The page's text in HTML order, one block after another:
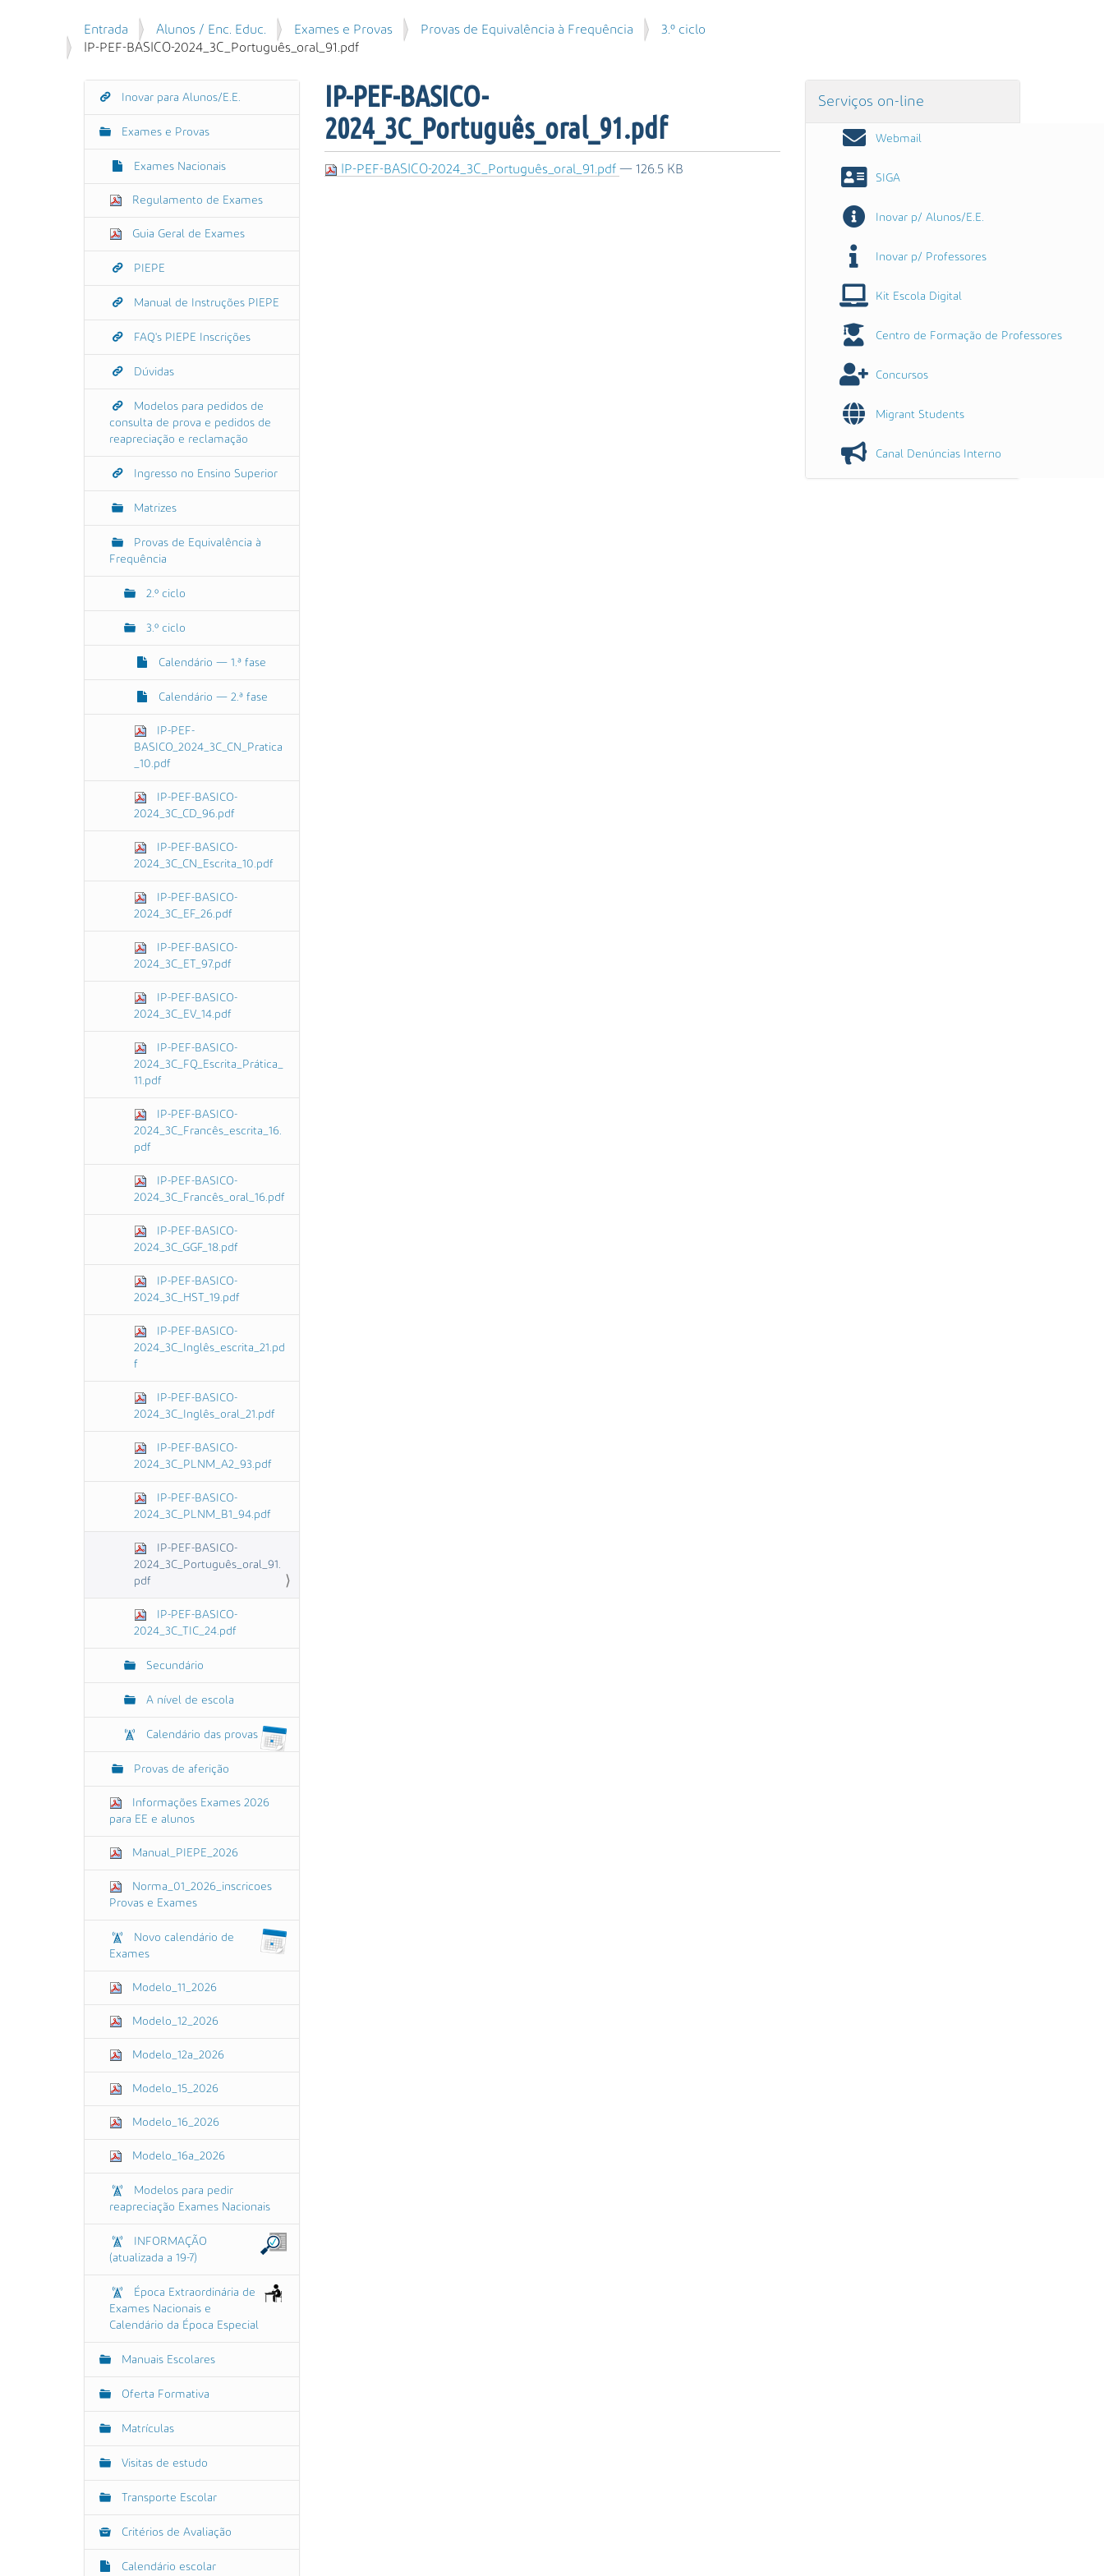
i
s
P
e
V
o
ê
Entrada Alunos / Enc. Educ. Exames e Provas Provas de Equivalência à Frequência
3.º ciclo
IP-PEF-BASICO-2024_3C_Português_oral_91.pdf
IP-PEF-BASICO-
2024_3C_Português_oral_91.pdf
IP-PEF-BASICO-2024_3C_Português_oral_91.pdf — 126.5 KB
N
Inovar para Alunos/E.E.
Exames e Provas
Exames Nacionais
Regulamento de Exames
Guia Geral de Exames
PIEPE
Manual de Instruções PIEPE
FAQ's PIEPE Inscrições
Dúvidas
Modelos para pedidos de
consulta de prova e pedidos de
reapreciação e reclamação
Ingresso no Ensino Superior
Matrizes
Provas de Equivalência à
Frequência
2.º ciclo
3.º ciclo
Calendário — 1.ª fase
Calendário — 2.ª fase
IP-PEF-
BASICO_2024_3C_CN_Pratica
_10.pdf
IP-PEF-BASICO-
2024_3C_CD_96.pdf
IP-PEF-BASICO-
2024_3C_CN_Escrita_10.pdf
IP-PEF-BASICO-
2024_3C_EF_26.pdf
IP-PEF-BASICO-
2024_3C_ET_97.pdf
IP-PEF-BASICO-
2024_3C_EV_14.pdf
IP-PEF-BASICO-
2024_3C_FQ_Escrita_Prática_
11.pdf
IP-PEF-BASICO-
2024_3C_Francês_escrita_16.
pdf
IP-PEF-BASICO-
2024_3C_Francês_oral_16.pdf
IP-PEF-BASICO-
2024_3C_GGF_18.pdf
IP-PEF-BASICO-
2024_3C_HST_19.pdf
IP-PEF-BASICO-
2024_3C_Inglês_escrita_21.pd
f
IP-PEF-BASICO-
2024_3C_Inglês_oral_21.pdf
IP-PEF-BASICO-
2024_3C_PLNM_A2_93.pdf
IP-PEF-BASICO-
2024_3C_PLNM_B1_94.pdf
IP-PEF-BASICO-
2024_3C_Português_oral_91.
pdf
IP-PEF-BASICO-
2024_3C_TIC_24.pdf
Secundário
A nível de escola
Calendário das provas
Provas de aferição
Informações Exames 2026
para EE e alunos
Manual_PIEPE_2026
Norma_01_2026_inscricoes
Provas e Exames
Novo calendário de
Exames
Modelo_11_2026
Modelo_12_2026
Modelo_12a_2026
Modelo_15_2026
Modelo_16_2026
Modelo_16a_2026
Modelos para pedir
reapreciação Exames Nacionais
INFORMAÇÃO
(atualizada a 19-7)
Época Extraordinária de
Exames Nacionais e
Calendário da Época Especial
Manuais Escolares
Oferta Formativa
Matrículas
Visitas de estudo
Transporte Escolar
Critérios de Avaliação
Calendário escolar
Serviços on-line
Webmail
SIGA
Inovar p/ Alunos/E.E.
Inovar p/ Professores
Kit Escola Digital
Centro de Formação de Professores
Concursos
Migrant Students
Canal Denúncias Interno